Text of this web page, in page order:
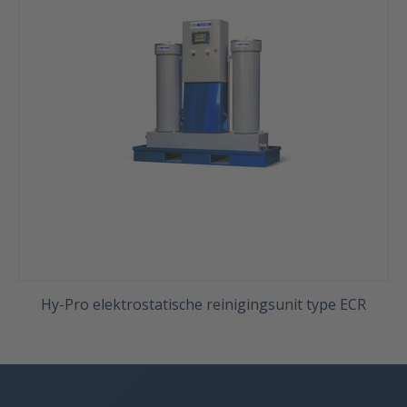
Hy-Pro elektrostatische reinigingsunit type ECR